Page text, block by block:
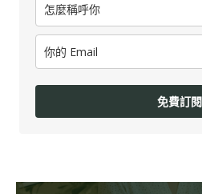
免費訂閱